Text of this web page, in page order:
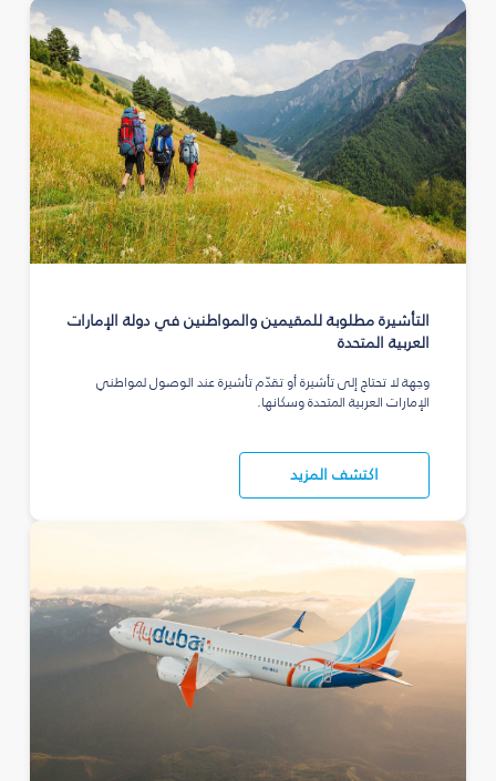
التأشيرة مطلوبة للمقيمين والمواطنين في دولة الإمارات
العربية المتحدة
وجهة لا تحتاج إلى تأشيرة أو تقدّم تأشيرة عند الوصول لمواطني
الإمارات العربية المتحدة وسكانها.
اكتشف المزيد